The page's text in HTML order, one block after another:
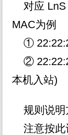
对应 LnS
MAC为例
①
②
本机入站)
规则说明
注意按此